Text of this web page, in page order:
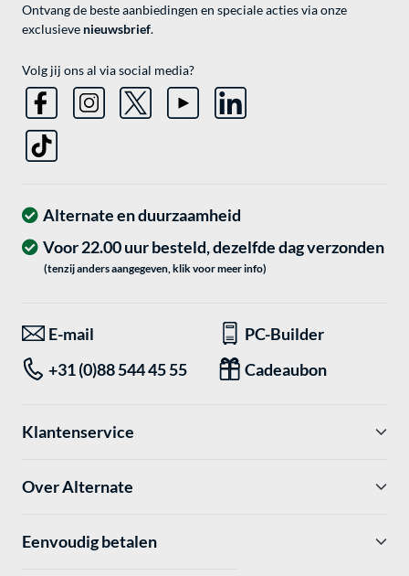
Ontvang de beste aanbiedingen en speciale acties via onze
exclusieve nieuwsbrief.
Volg jij ons al via social media?
Alternate en duurzaamheid
Voor 22.00 uur besteld, dezelfde dag verzonden
(tenzij anders aangegeven, klik voor meer info)
E-mail
PC-Builder
+31 (0)88 544 45 55
Cadeaubon
Klantenservice
Over Alternate
Eenvoudig betalen